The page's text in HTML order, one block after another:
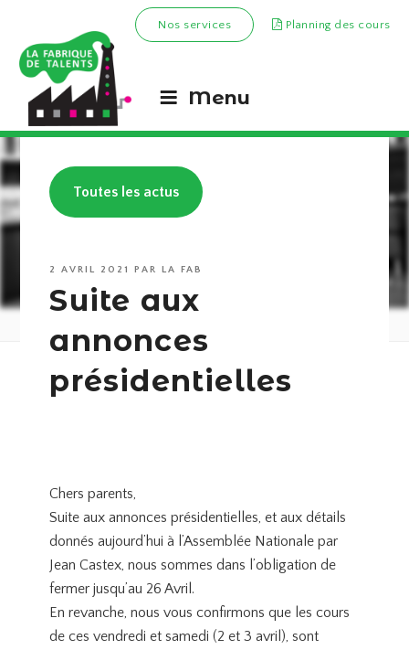
Nos services Planning des cours
Menu
Toutes les actus
PUBLIÉ
2 AVRIL 2021 PARLA FAB
Suite aux
annonces
présidentielles
Chers parents,
Suite aux annonces présidentielles, et aux détails
donnés aujourd’hui à l’Assemblée Nationale par
Jean Castex, nous sommes dans l’obligation de
fermer jusqu’au 26 Avril.
En revanche, nous vous confirmons que les cours
de ces vendredi et samedi (2 et 3 avril), sont